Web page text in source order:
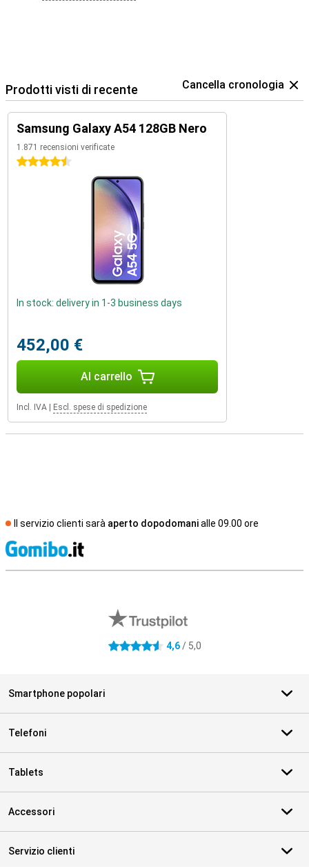
Prodotti visti di recente Cancella cronologia
Samsung Galaxy A54 128GB Nero
1.871 recensioni verificate
4.5 stelle
In stock: delivery in 1-3 business days
452,00 €
Al carrello
Incl. IVA Escl. spese di spedizione
Il servizio clienti sarà aperto dopodomanialle 09.00 ore
4.6 stelle 4,6/ 5,0
Smartphone popolari
Telefoni
Tablets
Accessori
Servizio clienti